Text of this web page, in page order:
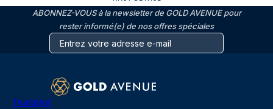
ABONNEZ-VOUS à la newsletter de GOLD AVENUE pour
rester informé(e) de nos offres spéciales
Trustpilot